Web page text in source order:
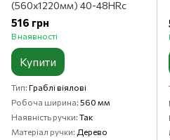
(560х1220мм) 40-48HRc
516 грн
В наявності
Купити
Тип Граблі віялові
Робоча ширина 560 мм
Наявність ручки Так
Матеріал ручки Дерево